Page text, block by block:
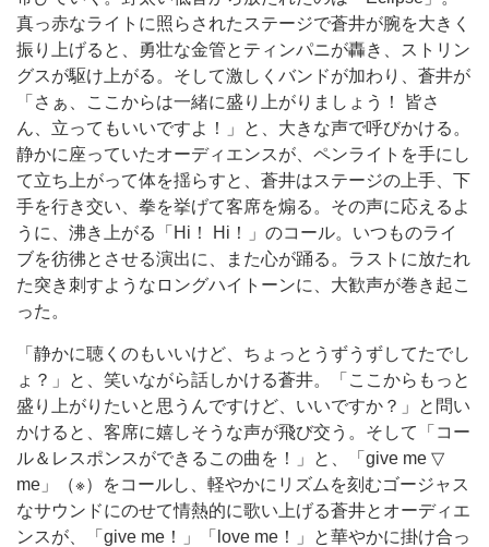
真っ赤なライトに照らされたステージで蒼井が腕を大きく
振り上げると、勇壮な金管とティンパニが轟き、ストリン
グスが駆け上がる。そして激しくバンドが加わり、蒼井が
「さぁ、ここからは一緒に盛り上がりましょう！ 皆さ
ん、立ってもいいですよ！」と、大きな声で呼びかける。
静かに座っていたオーディエンスが、ペンライトを手にし
て立ち上がって体を揺らすと、蒼井はステージの上手、下
手を行き交い、拳を挙げて客席を煽る。その声に応えるよ
うに、沸き上がる「Hi！ Hi！」のコール。いつものライ
ブを彷彿とさせる演出に、また心が踊る。ラストに放たれ
た突き刺すようなロングハイトーンに、大歓声が巻き起こ
った。
「静かに聴くのもいいけど、ちょっとうずうずしてたでし
ょ？」と、笑いながら話しかける蒼井。「ここからもっと
盛り上がりたいと思うんですけど、いいですか？」と問い
かけると、客席に嬉しそうな声が飛び交う。そして「コー
ル＆レスポンスができるこの曲を！」と、「give me ▽
me」（※）をコールし、軽やかにリズムを刻むゴージャス
なサウンドにのせて情熱的に歌い上げる蒼井とオーディエ
ンスが、「give me！」「love me！」と華やかに掛け合っ